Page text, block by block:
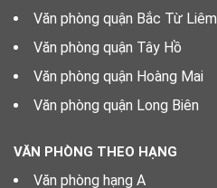
Văn phòng quận Bắc Từ Liêm
Văn phòng quận Tây Hồ
Văn phòng quận Hoàng Mai
Văn phòng quận Long Biên
VĂN PHÒNG THEO HẠNG
Văn phòng hạng A